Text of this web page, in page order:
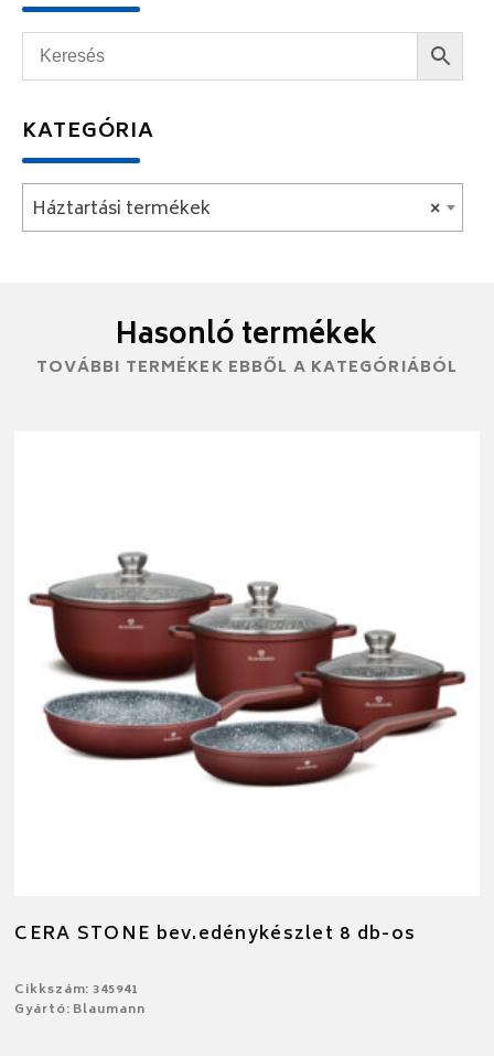
KATEGÓRIA
×
Háztartási termékek
Hasonló termékek
TOVÁBBI TERMÉKEK EBBŐL A KATEGÓRIÁBÓL
CERA STONE bev.edénykészlet 8 db-os
Cikkszám: 345941
Gyártó: Blaumann